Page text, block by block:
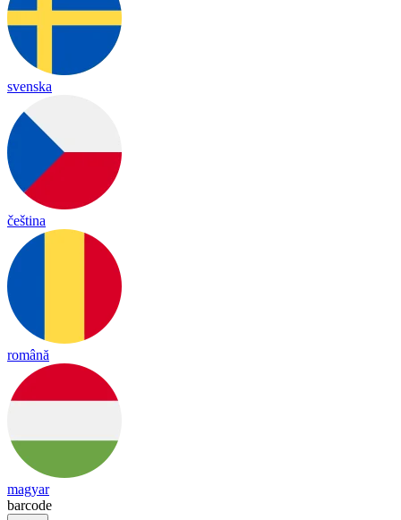
svenska
čeština
română
magyar
barcode